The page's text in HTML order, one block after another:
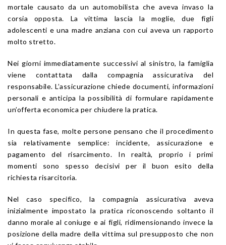
mortale causato da un automobilista che aveva invaso la
corsia opposta. La vittima lascia la moglie, due figli
adolescenti e una madre anziana con cui aveva un rapporto
molto stretto.
Nei giorni immediatamente successivi al sinistro, la famiglia
viene contattata dalla compagnia assicurativa del
responsabile. L’assicurazione chiede documenti, informazioni
personali e anticipa la possibilità di formulare rapidamente
un’offerta economica per chiudere la pratica.
In questa fase, molte persone pensano che il procedimento
sia relativamente semplice: incidente, assicurazione e
pagamento del risarcimento. In realtà, proprio i primi
momenti sono spesso decisivi per il buon esito della
richiesta risarcitoria.
Nel caso specifico, la compagnia assicurativa aveva
inizialmente impostato la pratica riconoscendo soltanto il
danno morale al coniuge e ai figli, ridimensionando invece la
posizione della madre della vittima sul presupposto che non